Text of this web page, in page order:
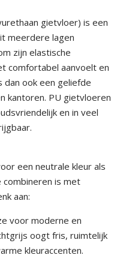
gietvloer) is een
meerdere lagen
zijn elastische
comfortabel aanvoelt en
ook een geliefde
kantoren. PU gietvloeren
en in veel
een neutrale kleur als
combineren is met
aan:
voor moderne en
oogt fris, ruimtelijk
kleuraccenten.